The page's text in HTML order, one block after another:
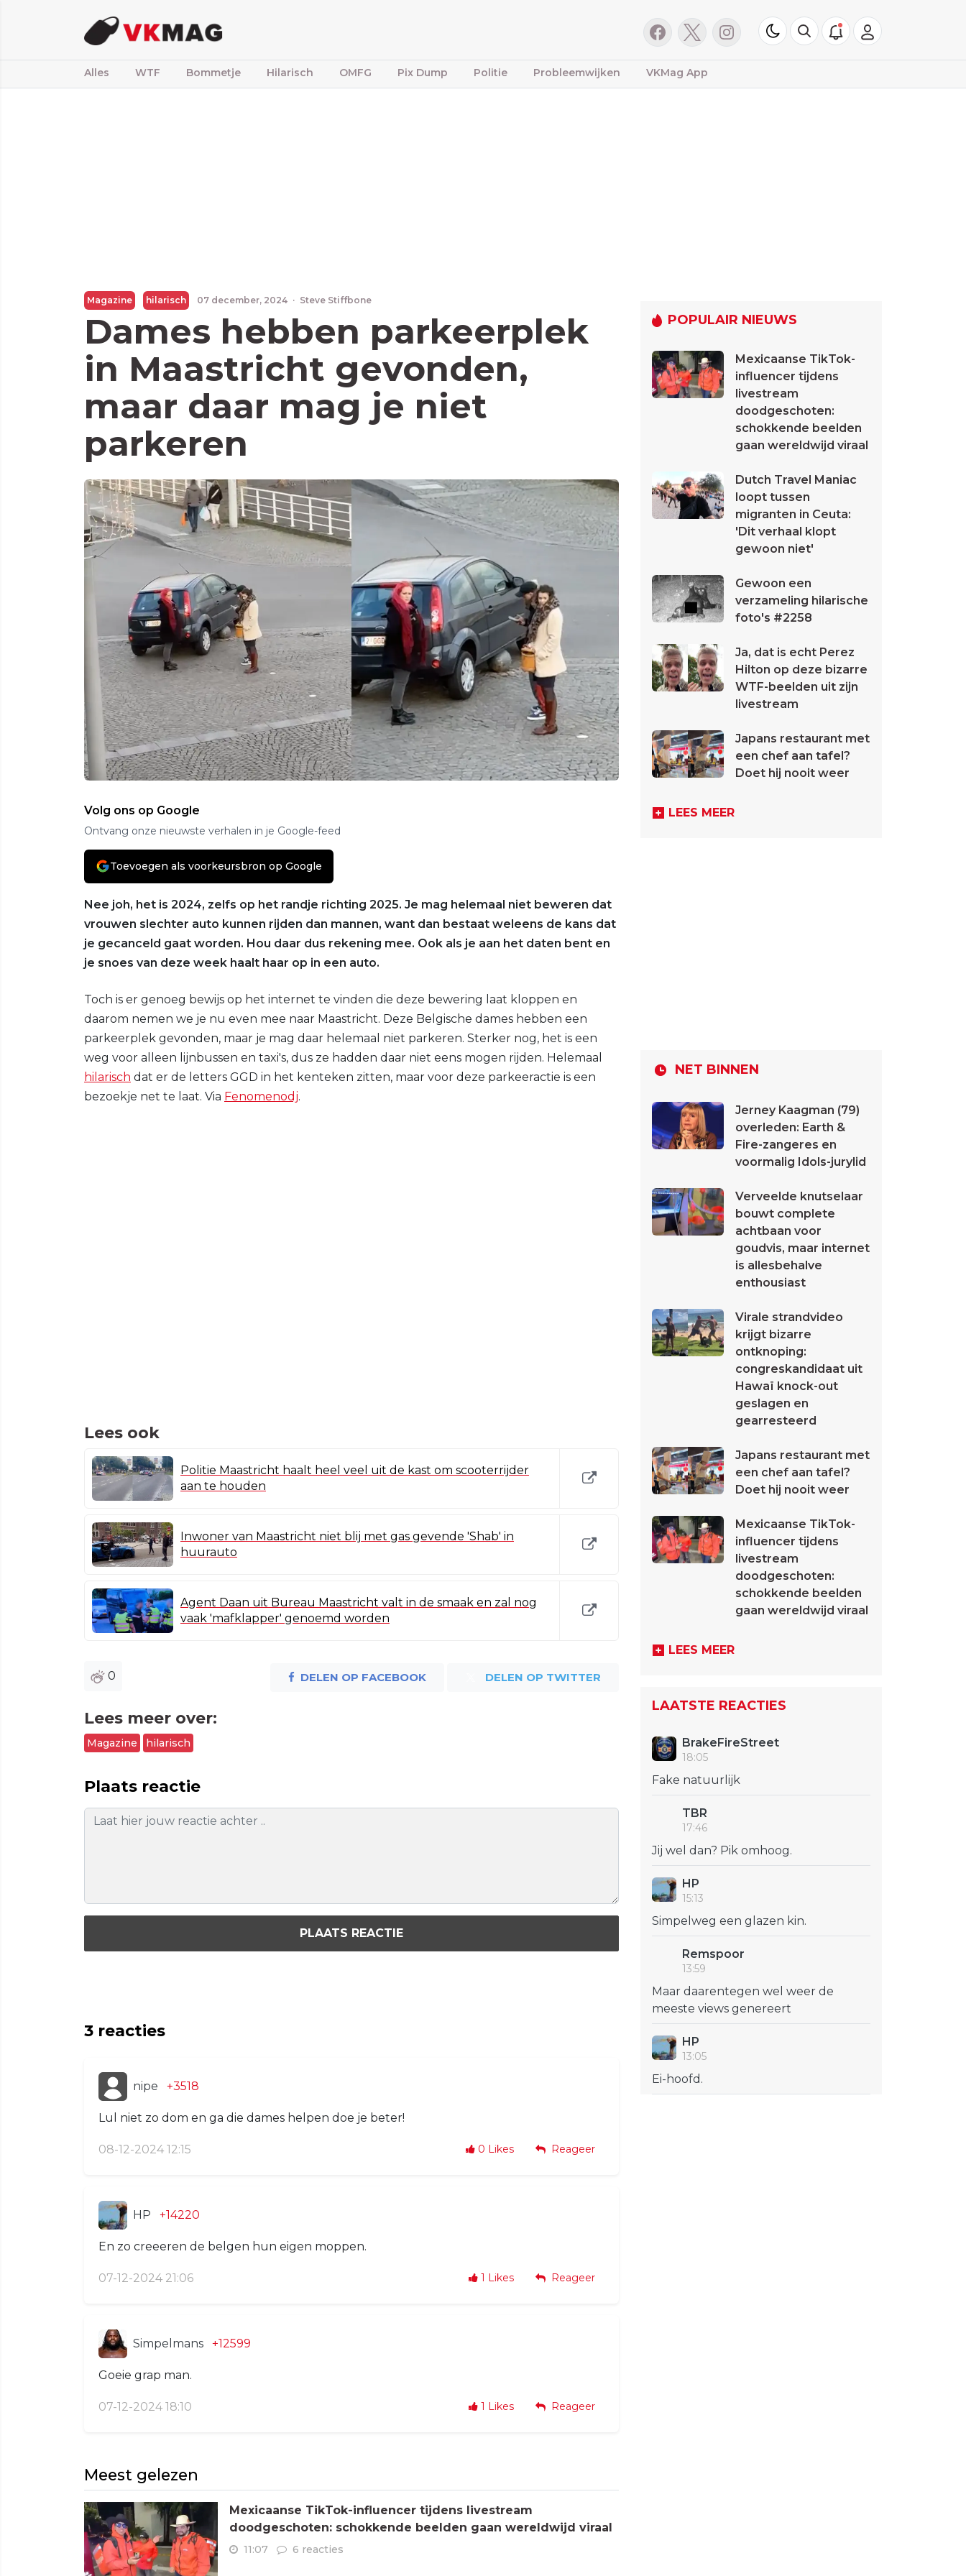
Alles WTF Bommetje Hilarisch OMFG Pix Dump Politie Probleemwijken VKMag App
Magazine hilarisch 07 december, 2024 · Steve Stiffbone
Dames hebben parkeerplek
in Maastricht gevonden,
maar daar mag je niet
parkeren
Volg ons op Google
Ontvang onze nieuwste verhalen in je Google-feed
Toevoegen als voorkeursbron op Google
Nee joh, het is 2024, zelfs op het randje richting 2025. Je mag helemaal niet beweren dat
vrouwen slechter auto kunnen rijden dan mannen, want dan bestaat weleens de kans dat
je gecanceld gaat worden. Hou daar dus rekening mee. Ook als je aan het daten bent en
je snoes van deze week haalt haar op in een auto.
Toch is er genoeg bewijs op het internet te vinden die deze bewering laat kloppen en
daarom nemen we je nu even mee naar Maastricht. Deze Belgische dames hebben een
parkeerplek gevonden, maar je mag daar helemaal niet parkeren. Sterker nog, het is een
weg voor alleen lijnbussen en taxi's, dus ze hadden daar niet eens mogen rijden. Helemaal
hilarisch dat er de letters GGD in het kenteken zitten, maar voor deze parkeeractie is een
bezoekje net te laat. Via Fenomenodj.
Lees ook
Politie Maastricht haalt heel veel uit de kast om scooterrijder
aan te houden
Inwoner van Maastricht niet blij met gas gevende 'Shab' in
huurauto
Agent Daan uit Bureau Maastricht valt in de smaak en zal nog
vaak 'mafklapper' genoemd worden
0 DELEN OP FACEBOOK DELEN OP TWITTER
Lees meer over:
Magazine hilarisch
Plaats reactie
PLAATS REACTIE
3 reacties
nipe +3518
Lul niet zo dom en ga die dames helpen doe je beter!
08-12-2024 12:15 0 Likes Reageer
HP +14220
En zo creeeren de belgen hun eigen moppen.
07-12-2024 21:06 1 Likes Reageer
Simpelmans +12599
Goeie grap man.
07-12-2024 18:10 1 Likes Reageer
Meest gelezen
Mexicaanse TikTok-influencer tijdens livestream
doodgeschoten: schokkende beelden gaan wereldwijd viraal
11:07 6 reacties
POPULAIR NIEUWS
Mexicaanse TikTok-
influencer tijdens
livestream
doodgeschoten:
schokkende beelden
gaan wereldwijd viraal
Dutch Travel Maniac
loopt tussen
migranten in Ceuta:
'Dit verhaal klopt
gewoon niet'
Gewoon een
verzameling hilarische
foto's #2258
Ja, dat is echt Perez
Hilton op deze bizarre
WTF-beelden uit zijn
livestream
Japans restaurant met
een chef aan tafel?
Doet hij nooit weer
LEES MEER
NET BINNEN
Jerney Kaagman (79)
overleden: Earth &
Fire-zangeres en
voormalig Idols-jurylid
Verveelde knutselaar
bouwt complete
achtbaan voor
goudvis, maar internet
is allesbehalve
enthousiast
Virale strandvideo
krijgt bizarre
ontknoping:
congreskandidaat uit
Hawaï knock-out
geslagen en
gearresteerd
Japans restaurant met
een chef aan tafel?
Doet hij nooit weer
Mexicaanse TikTok-
influencer tijdens
livestream
doodgeschoten:
schokkende beelden
gaan wereldwijd viraal
LEES MEER
LAATSTE REACTIES
BrakeFireStreet
18:05
Fake natuurlijk
TBR
17:46
Jij wel dan? Pik omhoog.
HP
15:13
Simpelweg een glazen kin.
Remspoor
13:59
Maar daarentegen wel weer de
meeste views genereert
HP
13:05
Ei-hoofd.